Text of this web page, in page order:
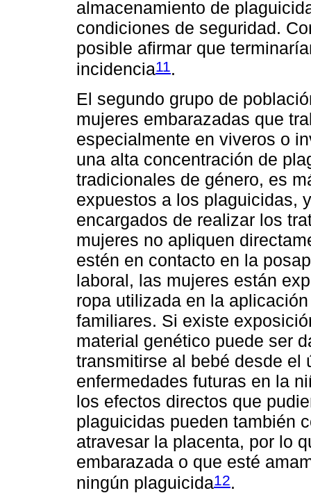
almacenamiento de
condiciones de seguridad.
posible afirmar que
incidencia11.
El segundo grupo de
mujeres embarazadas que
especialmente en viveros o
una alta concentración de
tradicionales de género, es
expuestos a los plaguicidas,
encargados de realizar los
mujeres no apliquen
estén en contacto en la
laboral, las mujeres están
ropa utilizada en la
familiares. Si existe
material genético puede ser
transmitirse al bebé desde el
enfermedades futuras en la
los efectos directos que
plaguicidas pueden también
atravesar la placenta, por lo
embarazada o que esté
ningún plaguicida12.